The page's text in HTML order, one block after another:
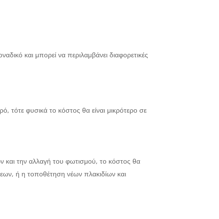
και μπορεί να περιλαμβάνει διαφορετικές
τότε φυσικά το κόστος θα είναι μικρότερο σε
και την αλλαγή του φωτισμού, το κόστος θα
ή η τοποθέτηση νέων πλακιδίων και